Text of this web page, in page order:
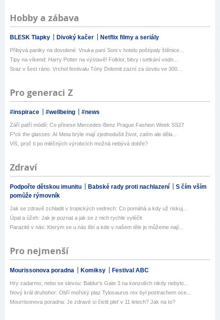
Hobby a zábava
BLESK Tlapky Divoký kačer Netflix filmy a seriály
Přibývá paniky na dovolené: Vnuka paní Soni v hotelu poštípaly štěnice...
Tipy na víkend: Harry Potter na výstavě! Folklor, bitvy i setkání vodn...
Sraz v šest ráno. Vrchol festivalu Tóny Dolomit zazní za úsvitu ve 300...
Pro generaci Z
#inspirace #wellbeing #news
Září patří módě: Co přinese Mercedes-Benz Prague Fashion Week SS27
F*ck the glasses: AI Meta brýle mají zjednodušit život, zatím ale děla...
Víš, proč ti po mléčných výrobcích možná nebývá dobře?
Zdraví
Podpořte dětskou imunitu Babské rady proti nachlazení
S čím vším
pomůže rýmovník
Jak se zdravě zchladit v tropických vedrech: Co pomáhá a kdy už riskuj...
Úpal a úžeh: Jak je poznat a jak se z nich rychle vyléčit
Parazité v nás: Kterým se u nás líbí a kde v našem těle je můžeme nají...
Pro nejmenší
Mourissonova poradna Komiksy Festival ABC
Hry zadarmo, nebo se slevou: Baldur's Gate 3 na konzolích nikdy nebylo...
Nový král druhohor: Obří mořský plaz Tylosaurus rex byl postrachem oce...
Mourrisonova poradna: Je zdravé si čistit pleť v 11 letech? Jak na to?